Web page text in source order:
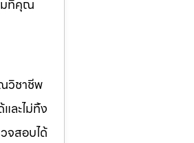
มที่คุณ
วิชาชีพ
ละไม่ทิ้ง
จสอบได้